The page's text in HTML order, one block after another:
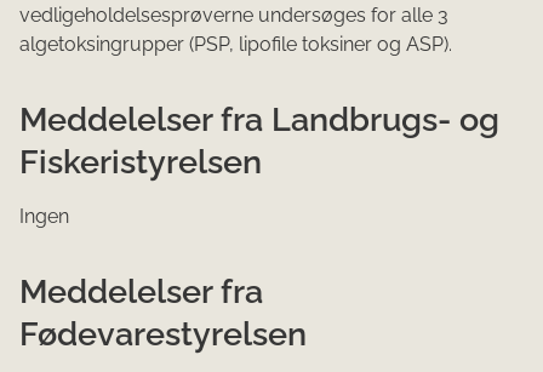
vedligeholdelsesprøverne undersøges for alle 3
algetoksingrupper (PSP, lipofile toksiner og ASP).
Meddelelser fra Landbrugs- og
Fiskeristyrelsen
Ingen
Meddelelser fra
Fødevarestyrelsen